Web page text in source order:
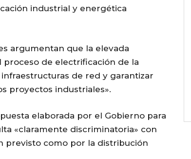
industrial y energética
argumentan que la elevada
de electrificación de la
de red y garantizar
proyectos industriales».
elaborada por el Gobierno para
«claramente discriminatoria» con
previsto como por la distribución